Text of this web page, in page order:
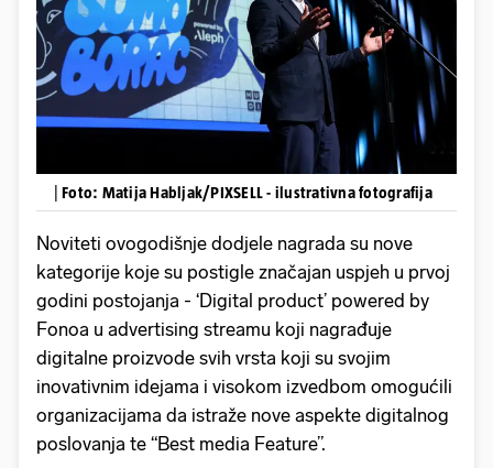
Foto: Matija Habljak/PIXSELL - ilustrativna fotografija
Noviteti ovogodišnje dodjele nagrada su nove
kategorije koje su postigle značajan uspjeh u prvoj
godini postojanja - ‘Digital product’ powered by
Fonoa u advertising streamu koji nagrađuje
digitalne proizvode svih vrsta koji su svojim
inovativnim idejama i visokom izvedbom omogućili
organizacijama da istraže nove aspekte digitalnog
poslovanja te “Best media Feature”.